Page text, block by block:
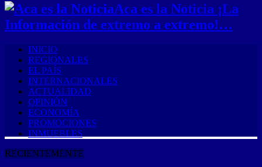
Aca es la Noticia ¡La
Información de extremo a extremo!…
INICIO
REGIONALES
EL PAÍS
INTERNACIONALES
ACTUALIDAD
OPINIÓN
ECONOMÍA
PROMOCIONES
INMUEBLES
RECIENTEMENTE